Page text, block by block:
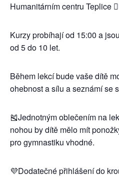
Humanitárním centru Teplice
Kurzy probíhají od 15:00 a
od 5 do 10 let.
Během lekcí bude vaše dítě
ohebnost a sílu a seznámí se
🎽Jednotným oblečením na
nohou by dítě mělo mít
pro gymnastiku vhodné.
💜Dodatečné přihlášení do